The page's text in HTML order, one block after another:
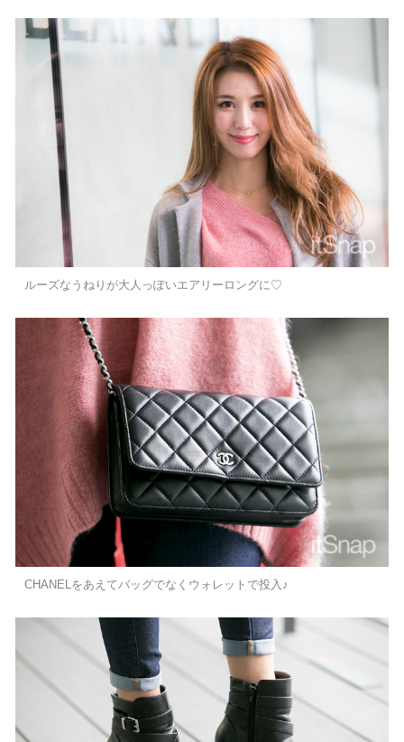
ルーズなうねりが大人っぽいエアリーロングに♡
CHANELをあえてバッグでなくウォレットで投入♪